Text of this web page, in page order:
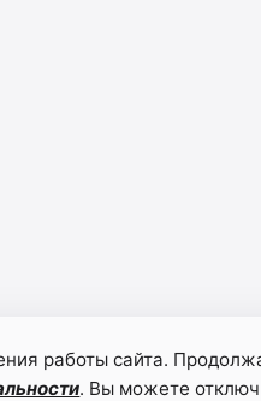
работы сайта.
. Вы можете